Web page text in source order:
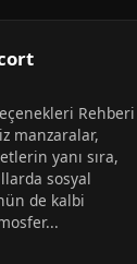
Rehberi
manzaralar,
yanı sıra,
sosyal
de kalbi